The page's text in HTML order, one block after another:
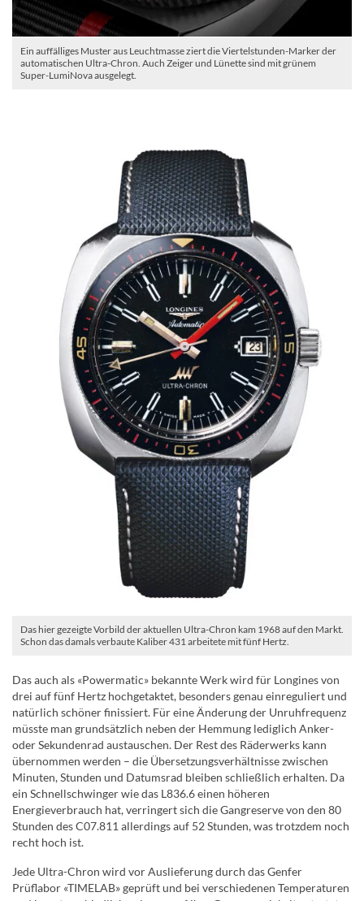
Ein auffälliges Muster aus Leuchtmasse ziert die Viertelstunden-Marker der
automatischen Ultra-Chron. Auch Zeiger und Lünette sind mit grünem
Super-LumiNova ausgelegt.
Das hier gezeigte Vorbild der aktuellen Ultra-Chron kam 1968 auf den Markt.
Schon das damals verbaute Kaliber 431 arbeitete mit fünf Hertz.
Das auch als «Powermatic» bekannte Werk wird für Longines von
drei auf fünf Hertz hochgetaktet, besonders genau einreguliert und
natürlich schöner finissiert. Für eine Änderung der Unruhfrequenz
müsste man grundsätzlich neben der Hemmung lediglich Anker-
oder Sekundenrad austauschen. Der Rest des Räderwerks kann
übernommen werden – die Übersetzungsverhältnisse zwischen
Minuten, Stunden und Datumsrad bleiben schließlich erhalten. Da
ein Schnellschwinger wie das L836.6 einen höheren
Energieverbrauch hat, verringert sich die Gangreserve von den 80
Stunden des C07.811 allerdings auf 52 Stunden, was trotzdem noch
recht hoch ist.
Jede Ultra-Chron wird vor Auslieferung durch das Genfer
Prüflabor «TIMELAB» geprüft und bei verschiedenen Temperaturen